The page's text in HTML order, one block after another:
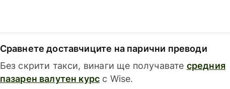
Сравнете доставчиците на парични преводи
Без скрити такси, винаги ще получавате средния
пазарен валутен курс с Wise.